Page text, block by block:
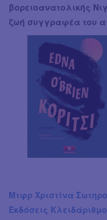
βορειοανατολικής
ζωή συγγραφέα του
Μτφρ Χριστίνα
Εκδόσεις